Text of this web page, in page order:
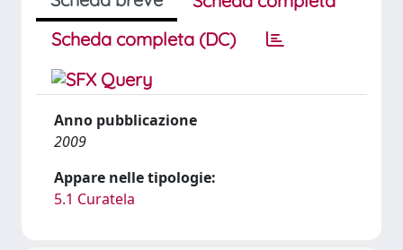
Scheda completa (DC)
Anno pubblicazione
2009
Appare nelle tipologie:
5.1 Curatela